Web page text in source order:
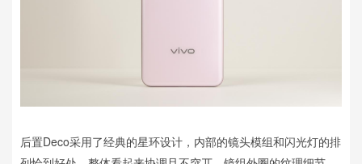
后置Deco采用了经典的星环设计，内部的镜头模组和闪光灯的排